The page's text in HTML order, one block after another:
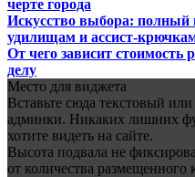
черте города
Искусство выбора: полный
удилищам и ассист-
От чего зависит стоимость
делу
Место для виджета
Вставьте сюда текстовый
админки. Никаких лишних
хотите видеть на сайте.
Высота подвала не
от количества размещенного